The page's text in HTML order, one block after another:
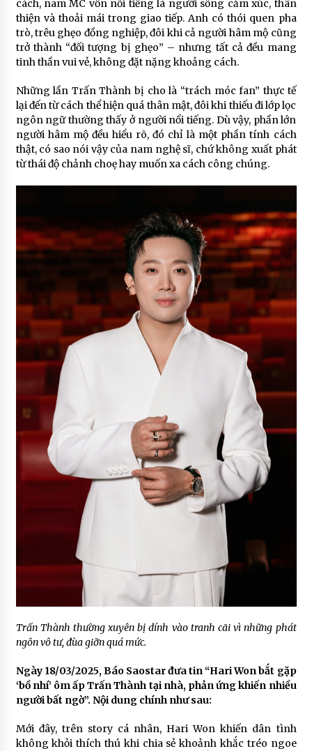
cách, nam MC vốn nổi tiếng là người sống cảm xúc, thân
thiện và thoải mái trong giao tiếp. Anh có thói quen pha
trò, trêu ghẹo đồng nghiệp, đôi khi cả người hâm mộ cũng
trở thành “đối tượng bị ghẹo” – nhưng tất cả đều mang
tinh thần vui vẻ, không đặt nặng khoảng cách.
Những lần Trấn Thành bị cho là “trách móc fan” thực tế
lại đến từ cách thể hiện quá thân mật, đôi khi thiếu đi lớp lọc
ngôn ngữ thường thấy ở người nổi tiếng. Dù vậy, phần lớn
người hâm mộ đều hiểu rõ, đó chỉ là một phần tính cách
thật, có sao nói vậy của nam nghệ sĩ, chứ không xuất phát
từ thái độ chảnh choẹ hay muốn xa cách công chúng.
Trấn Thành thường xuyên bị dính vào tranh cãi vì những phát
ngôn vô tư, đùa giỡn quá mức.
Ngày 18/03/2025, Báo Saostar đưa tin “Hari Won bắt gặp
‘bồ nhí’ ôm ấp Trấn Thành tại nhà, phản ứng khiến nhiều
người bất ngờ”. Nội dung chính như sau:
Mới đây, trên story cá nhân, Hari Won khiến dân tình
không khỏi thích thú khi chia sẻ khoảnh khắc tréo ngoe